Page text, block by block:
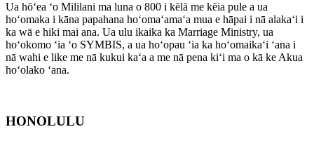
Ua hōʻea ʻo Mililani ma luna o 800 i kēlā me kēia pule a ua
hoʻomaka i kāna papahana hoʻomaʻamaʻa mua e hāpai i nā alakaʻi i
ka wā e hiki mai ana. Ua ulu ikaika ka Marriage Ministry, ua
hoʻokomo ʻia ʻo SYMBIS, a ua hoʻopau ʻia ka hoʻomaikaʻi ʻana i
nā wahi e like me nā kukui kaʻa a me nā pena kiʻi ma o kā ke Akua
hoʻolako ʻana.
HONOLULU